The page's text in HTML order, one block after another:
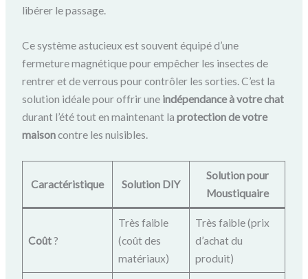
libérer le passage.
Ce système astucieux est souvent équipé d’une
fermeture magnétique pour empêcher les insectes de
rentrer et de verrous pour contrôler les sorties. C’est la
solution idéale pour offrir une indépendance à votre chat
durant l’été tout en maintenant laprotection de votre
maisoncontre les nuisibles.
Caractéristique Solution DIY
Solution pour
Moustiquaire
Coût?
Très faible
(coût des
matériaux)
Très faible (prix
d’achat du
produit)